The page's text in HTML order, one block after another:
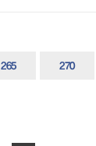
265 270